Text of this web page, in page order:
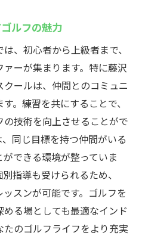
しい設備と指導
練習できる環境
者専用コース
しむ藤沢駅のインドアゴ
た練習方法
能にするリアルなゴルフ
感する最新設備
らすゴルフの新しい楽し
ルフの魅力
、初心者から上級者まで、
ーが集まります。特に藤沢
ールは、仲間とのコミュニ
。練習を共にすることで、
技術を向上させることがで
同じ目標を持つ仲間がいる
できる環境が整っていま
指導も受けられるため、
スンが可能です。ゴルフを
る場としても最適なインド
のゴルフライフをより充実